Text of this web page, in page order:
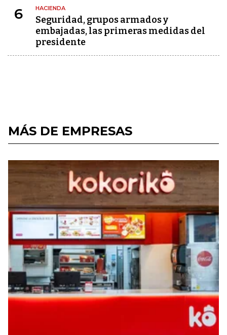
6 HACIENDA
Seguridad, grupos armados y
embajadas, las primeras medidas del
presidente
MÁS DE EMPRESAS